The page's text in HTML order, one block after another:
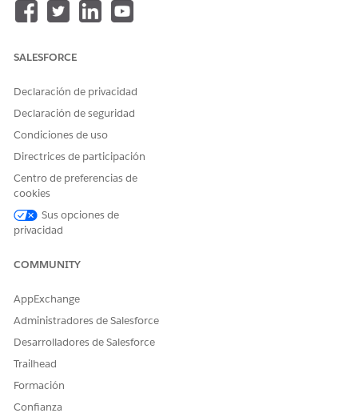
SALESFORCE
Declaración de privacidad
Declaración de seguridad
Condiciones de uso
Directrices de participación
Centro de preferencias de
cookies
Sus opciones de
privacidad
COMMUNITY
AppExchange
Administradores de Salesforce
Desarrolladores de Salesforce
Trailhead
Formación
Confianza